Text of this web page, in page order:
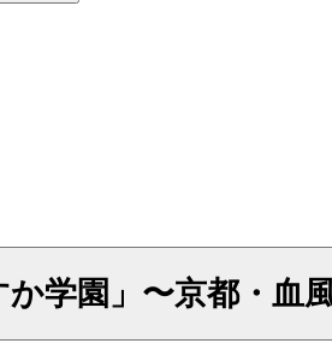
か学園」〜京都・血